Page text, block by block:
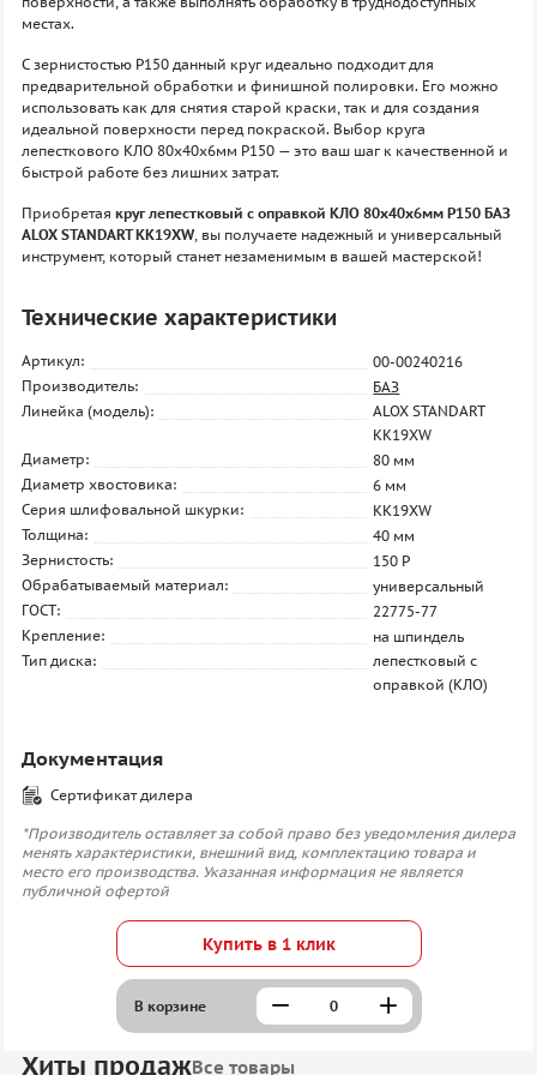
местах.
С зернистостью P150 данный круг идеально подходит для
предварительной обработки и финишной полировки. Его можно
использовать как для снятия старой краски, так и для создания
идеальной поверхности перед покраской. Выбор круга
лепесткового КЛО 80х40х6мм P150 — это ваш шаг к качественной и
быстрой работе без лишних затрат.
Приобретая круг лепестковый с оправкой КЛО 80х40х6мм P150 БАЗ
ALOX STANDART KK19XW, вы получаете надежный и универсальный
инструмент, который станет незаменимым в вашей мастерской!
Технические характеристики
Артикул:
00-00240216
Производитель:
БАЗ
Линейка (модель):
ALOX STANDART
KK19XW
Диаметр:
80 мм
Диаметр хвостовика:
6 мм
Серия шлифовальной шкурки:
KK19XW
Толщина:
40 мм
Зернистость:
150 P
Обрабатываемый материал:
универсальный
ГОСТ:
22775-77
Крепление:
на шпиндель
Тип диска:
лепестковый с
оправкой (КЛО)
Документация
Сертификат дилера
*Производитель оставляет за собой право без уведомления дилера
менять характеристики, внешний вид, комплектацию товара и
место его производства. Указанная информация не является
публичной офертой
Купить в 1 клик
В корзине
Хиты продажВсе товары